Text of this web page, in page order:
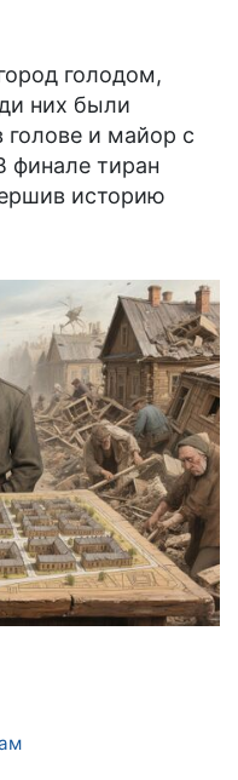
голодом,
них были
голове и майор с
финале тиран
историю